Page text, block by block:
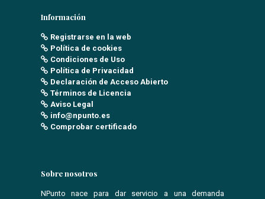
Información
Registrarse en la web
Política de cookies
Condiciones de Uso
Política de Privacidad
Declaración de Acceso Abierto
Términos de Licencia
Aviso Legal
info@npunto.es
Comprobar certificado
Sobre nosotros
NPunto nace para dar servicio a una demanda